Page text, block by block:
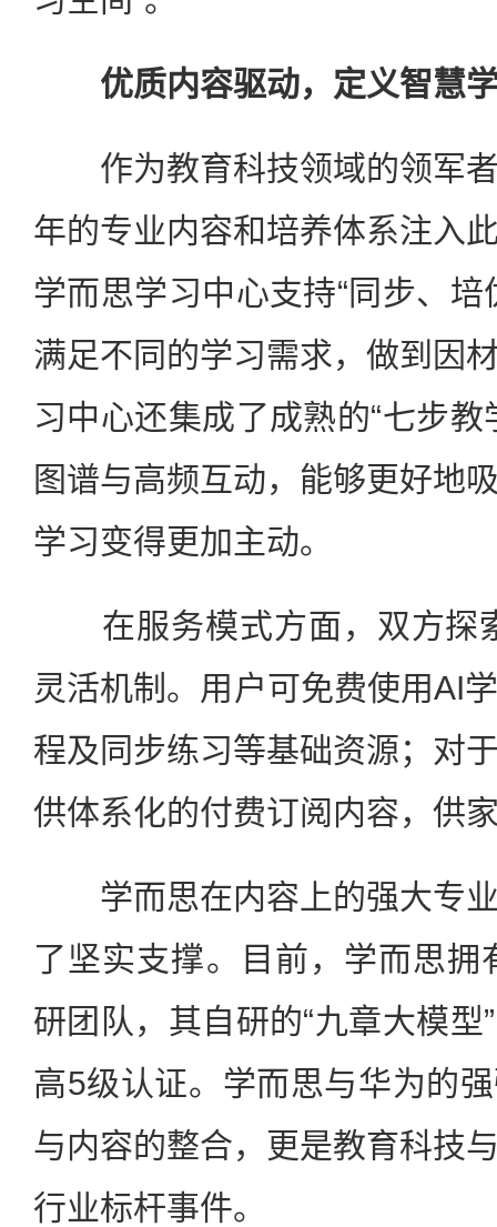
优质内容驱动，定义智慧
作为教育科技领域的领军者
年的专业内容和培养体系注入
学而思学习中心支持“同步、培
满足不同的学习需求，做到因
习中心还集成了成熟的“七步
图谱与高频互动，能够更好地
学习变得更加主动。
在服务模式方面，双方探
灵活机制。用户可免费使用AI
程及同步练习等基础资源；对
供体系化的付费订阅内容，供
学而思在内容上的强大专业
了坚实支撑。目前，学而思拥
研团队，其自研的“九章大模型
高5级认证。学而思与华为的
与内容的整合，更是教育科技
行业标杆事件。